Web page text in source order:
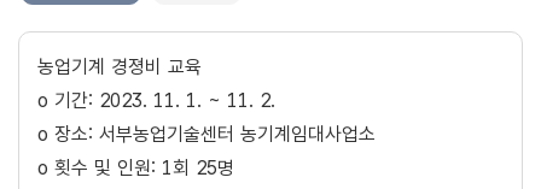
농업기계 경졍비 교육
o 기간: 2023. 11. 1. ~ 11. 2.
o 장소: 서부농업기술센터 농기계임대사업소
o 횟수 및 인원: 1회 25명